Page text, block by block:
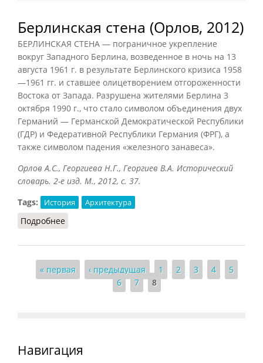
Берлинская стена (Орлов, 2012)
БЕРЛИНСКАЯ СТЕНА — пограничное укрепление
вокруг Западного Берлина, возведенное в ночь на 13
августа 1961 г. в результате Берлинского кризиса 1958
—1961 гг. и ставшее олицетворением отгороженности
Востока от Запада. Разрушена жителями Берлина 3
октября 1990 г., что стало символом объединения двух
Германий — Германской Демократической Республики
(ГДР) и Федеративной Республики Германия (ФРГ), а
также символом падения «железного занавеса».
Орлов А.С., Георгиева Н.Г., Георгиев В.А. Исторический
словарь. 2-е изд. М., 2012, с. 37.
Tags:
История Архитектура
Подробнее
Страницы
« первая ‹ предыдущая 1 2 3 4
5
6
7 8
Навигация